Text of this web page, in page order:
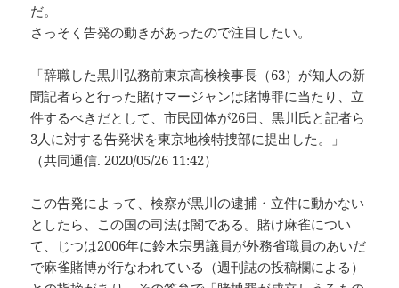
だ。
さっそく告発の動きがあったので注目したい。
「辞職した黒川弘務前東京高検検事長（63）が知人の新
聞記者らと行った賭けマージャンは賭博罪に当たり、立
件するべきだとして、市民団体が26日、黒川氏と記者ら
3人に対する告発状を東京地検特捜部に提出した。」
（共同通信. 2020/05/26 11:42）
この告発によって、検察が黒川の逮捕・立件に動かない
としたら、この国の司法は闇である。賭け麻雀につい
て、じつは2006年に鈴木宗男議員が外務省職員のあいだ
で麻雀賭博が行なわれている（週刊誌の投稿欄による）